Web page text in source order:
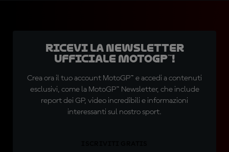
Ricevi la newsletter
ufficiale MotoGP™!
Crea ora il tuo account MotoGP™ e accedi a contenuti
esclusivi, come la MotoGP™ Newsletter, che include
report dei GP, video incredibili e informazioni
interessanti sul nostro sport.